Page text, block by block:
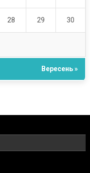
28 29 30
Вересень »